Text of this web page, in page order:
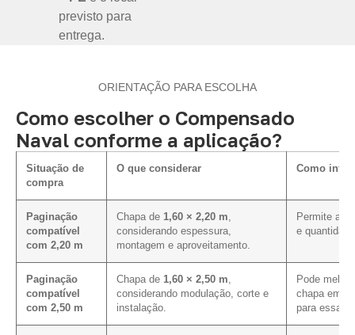
previsto para
entrega.
ORIENTAÇÃO PARA ESCOLHA
Como escolher o Compensado
Naval conforme a aplicação?
Situação de
compra
O que considerar Como
Paginação
compatível
com 2,20 m
Chapa de 1,60 × 2,20 m
considerando espessura,
montagem e aproveitamento.
Permite
e
Paginação
compatível
com 2,50 m
Chapa de 1,60 × 2,50 m
considerando modulação, corte e
instalação.
Pode
chapa em
para essa